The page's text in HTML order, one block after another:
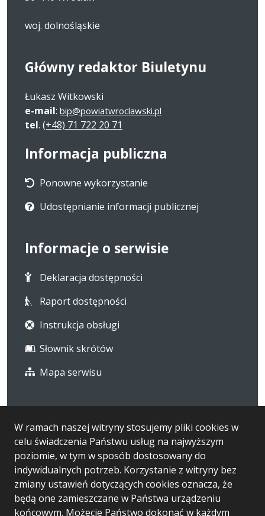
W ramach naszej witryny stosujemy pliki cookies w
celu świadczenia Państwu usług na najwyższym
poziomie, w tym w sposób dostosowany do
indywidualnych potrzeb. Korzystanie z witryny bez
zmiany ustawień dotyczących cookies oznacza, że
będą one zamieszczane w Państwa urządzeniu
końcowym. Możecie Państwo dokonać w każdym
woj. dolnośląskie
Główny redaktor Biuletynu
Łukasz Witkowski
e-mail: bip@powiatwroclawski.pl
tel. (+48) 71 722 20 71
Informacja publiczna
Ponowne wykorzystanie
Udostępnianie informacji publicznej
Informacje o serwisie
Deklaracja dostępności
Raport dostępności
Instrukcja obsługi
Słownik skrótów
Mapa serwisu
Statystyki oglądalności
Ostatnio dodane
RODO